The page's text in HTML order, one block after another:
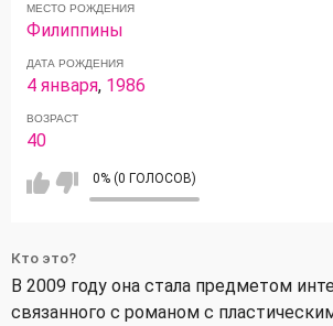
МЕСТО РОЖДЕНИЯ
Филиппины
ДАТА РОЖДЕНИЯ
4 января, 1986
ВОЗРАСТ
40
0% (0 ГОЛОСОВ)
Кто это?
В 2009 году она стала предметом
связанного с романом с